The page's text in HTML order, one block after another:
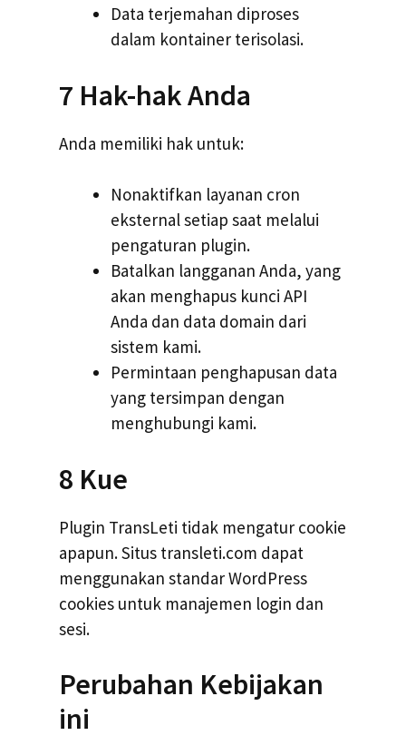
Data terjemahan diproses
dalam kontainer terisolasi.
7 Hak-hak Anda
Anda memiliki hak untuk:
Nonaktifkan layanan cron
eksternal setiap saat melalui
pengaturan plugin.
Batalkan langganan Anda, yang
akan menghapus kunci API
Anda dan data domain dari
sistem kami.
Permintaan penghapusan data
yang tersimpan dengan
menghubungi kami.
8 Kue
Plugin TransLeti tidak mengatur cookie
apapun. Situs transleti.com dapat
menggunakan standar WordPress
cookies untuk manajemen login dan
sesi.
Perubahan Kebijakan
ini